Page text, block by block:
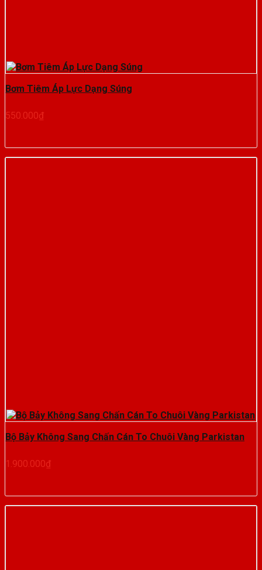
Bơm Tiêm Áp Lực Dạng Súng
550.000₫
Bộ Bảy Không Sang Chấn Cán To Chuôi Vàng Parkistan
1.900.000₫